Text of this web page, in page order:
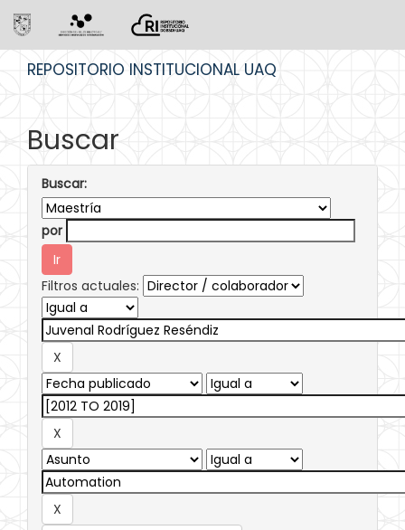
REPOSITORIO INSTITUCIONAL UAQ
Buscar
Buscar:
por
Filtros actuales: